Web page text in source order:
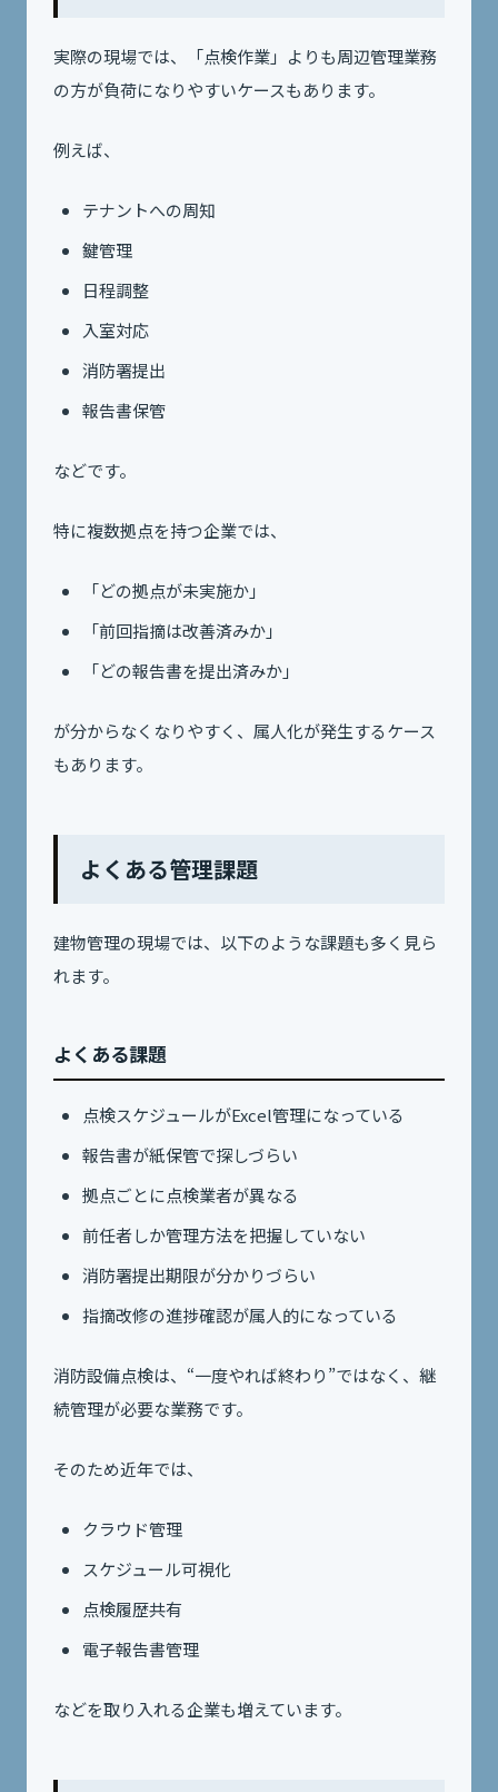
実際の現場では、「点検作業」よりも周辺管理業務
の方が負荷になりやすいケースもあります。
例えば、
テナントへの周知
鍵管理
日程調整
入室対応
消防署提出
報告書保管
などです。
特に複数拠点を持つ企業では、
「どの拠点が未実施か」
「前回指摘は改善済みか」
「どの報告書を提出済みか」
が分からなくなりやすく、属人化が発生するケース
もあります。
よくある管理課題
建物管理の現場では、以下のような課題も多く見ら
れます。
よくある課題
点検スケジュールがExcel管理になっている
報告書が紙保管で探しづらい
拠点ごとに点検業者が異なる
前任者しか管理方法を把握していない
消防署提出期限が分かりづらい
指摘改修の進捗確認が属人的になっている
消防設備点検は、“一度やれば終わり”ではなく、継
続管理が必要な業務です。
そのため近年では、
クラウド管理
スケジュール可視化
点検履歴共有
電子報告書管理
などを取り入れる企業も増えています。